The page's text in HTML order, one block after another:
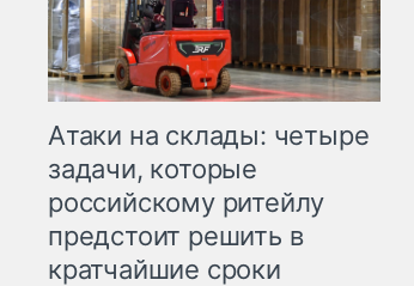
Атаки на склады: четыре
задачи, которые
российскому ритейлу
предстоит решить в
кратчайшие сроки